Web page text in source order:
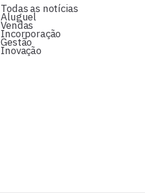
Todas as notícias
Aluguel
Vendas
Incorporação
Gestão
Inovação